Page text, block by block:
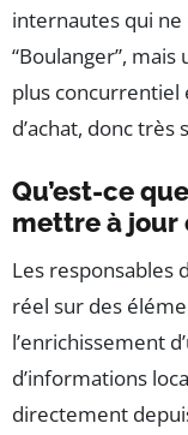
internautes qui
“Boulanger”,
plus concurrentiel
d’achat, donc
Qu’est-ce
mettre à jour
Les responsables
réel sur des
l’enrichissement
d’informations
directement